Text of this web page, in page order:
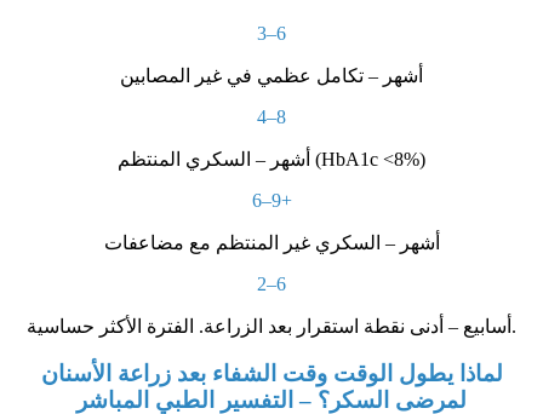
3–6
أشهر – تكامل عظمي في غير المصابين
4–8
أشهر – السكري المنتظم (HbA1c <8%)
6–9+
أشهر – السكري غير المنتظم مع مضاعفات
2–6
أسابيع – أدنى نقطة استقرار بعد الزراعة. الفترة الأكثر حساسية.
لماذا يطول الوقت وقت الشفاء بعد زراعة الأسنان
لمرضى السكر؟ – التفسير الطبي المباشر